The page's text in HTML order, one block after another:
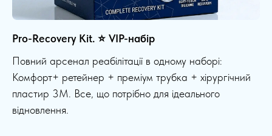
Pro-Recovery Kit. ⭐ VIP-набір
Повний арсенал реабілітації в одному наборі:
Комфорт+ ретейнер + преміум трубка + хірургічний
пластир 3M. Все, що потрібно для ідеального
відновлення.